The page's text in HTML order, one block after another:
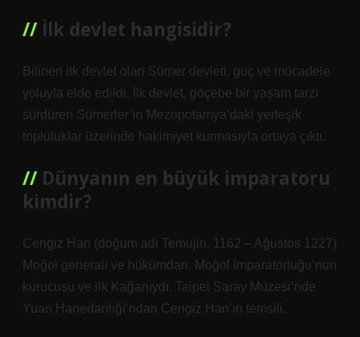
İlk devlet hangisidir?
Bilinen ilk devlet olan Sümer devleti, güç ve mücadele
yoluyla elde edildi. İlk devlet, göçebe bir yaşam tarzı
sürdüren Sümerler’in Mezopotamya’daki yerleşik
topluluklar üzerinde hakimiyet kurmasıyla ortaya çıktı.
Dünyanın en büyük imparatoru
kimdir?
Cengiz Han (doğum adı Temujin, 1162 – Ağustos 1227)
Moğol generali ve hükümdarı, Moğol İmparatorluğu’nun
kurucusu ve ilk Kağanıydı. Taipei Saray Müzesi’nde
Yuan Hanedanlığı’ndan Cengiz Han’ın temsili.